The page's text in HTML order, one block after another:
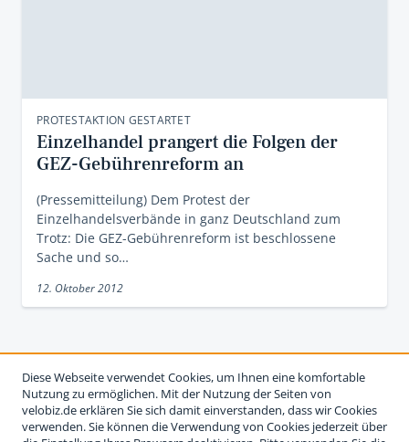
PROTESTAKTION GESTARTET
Einzelhandel prangert die Folgen der
GEZ-Gebührenreform an
(Pressemitteilung) Dem Protest der
Einzelhandelsverbände in ganz Deutschland zum
Trotz: Die GEZ-Gebührenreform ist beschlossene
Sache und so…
12. Oktober 2012
Diese Webseite verwendet Cookies, um Ihnen eine komfortable
Nutzung zu ermöglichen. Mit der Nutzung der Seiten von
velobiz.de erklären Sie sich damit einverstanden, dass wir Cookies
verwenden. Sie können die Verwendung von Cookies jederzeit über